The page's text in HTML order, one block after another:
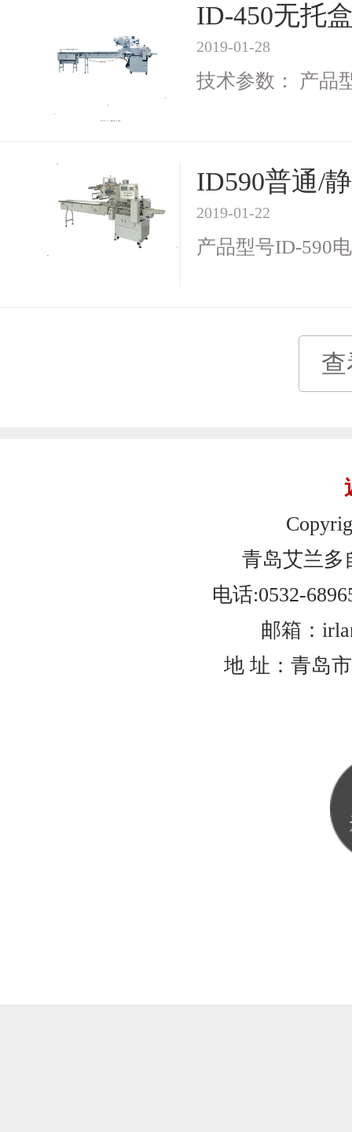
ID-450无托
2019-01-28
技术参数： 产品
ID590普通/
2019-01-22
产品型号ID-590
青岛艾兰多
电话:0532-
邮箱：
地 址：青岛